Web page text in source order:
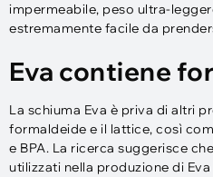
impermeabile, peso ultra-
estremamente facile da
Eva contiene
La schiuma Eva è priva di altri
formaldeide e il lattice, così
e BPA. La ricerca suggerisce
utilizzati nella produzione di